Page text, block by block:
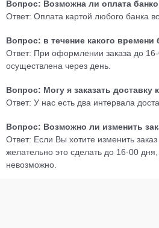
Вопрос: Возможна ли оплата
Ответ: Оплата картой любого банка
Вопрос: в течение какого
Ответ: При оформлении заказа до
осуществлена через день.
Вопрос: Могу я заказать доставку
Ответ: У нас есть два интервала
Вопрос: Возможно ли изменить
Ответ: Если Вы хотите изменить
желательно это сделать до 16-00
невозможно.